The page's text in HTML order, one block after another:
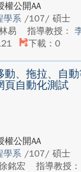
權公開AA
學系 /107/ 碩士
易
指導教授：
下載：0
動、拖拉、自
頁自動化測試
權公開AA
學系 /107/ 碩士
銘宏
指導教授：